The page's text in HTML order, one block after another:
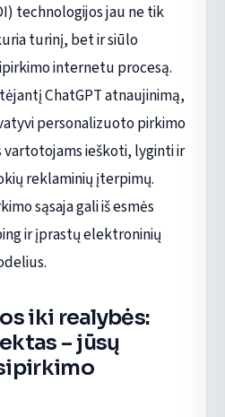
technologijos jau ne tik
turinį, bet ir siūlo
internetu procesą.
ChatGPT atnaujinimą,
personalizuoto pirkimo
vartotojams ieškoti, lyginti ir
reklaminių įterpimų.
sąsaja gali iš esmės
ir įprastų elektroninių
iki realybės:
– jūsų